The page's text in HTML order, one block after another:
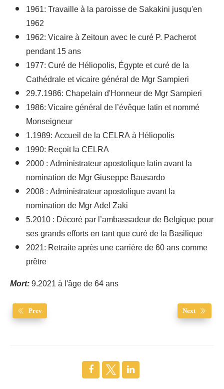
1961: Travaille à la paroisse de Sakakini jusqu'en
1962
1962: Vicaire à Zeitoun avec le curé P. Pacherot
pendant 15 ans
1977: Curé de Héliopolis, Égypte et curé de la
Cathédrale et vicaire général de Mgr Sampieri
29.7.1986: Chapelain d'Honneur de Mgr Sampieri
1986: Vicaire général de l’évêque latin et nommé
Monseigneur
1.1989: Accueil de la CELRA à Héliopolis
1990: Reçoit la CELRA
2000 : Administrateur apostolique latin avant la
nomination de Mgr Giuseppe Bausardo
2008 : Administrateur apostolique avant la
nomination de Mgr Adel Zaki
5.2010 : Décoré par l’ambassadeur de Belgique pour
ses grands efforts en tant que curé de la Basilique
2021: Retraite après une carrière de 60 ans comme
prêtre
Mort:9.2021 à l'âge de 64 ans
Prev Next